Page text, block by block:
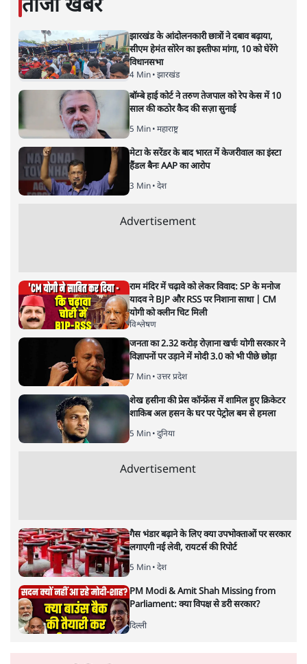
ताजा खबरें
झारखंड के आंदोलनकारी छात्रों ने दबाव बढ़ाया,
सीएम हेमंत सोरेन का इस्तीफा मांगा, 10 को घेरेंगे
विधानसभा
4 Min• झारखंड
बॉम्बे हाई कोर्ट ने तरुण तेजपाल को रेप केस में 10
साल की कठोर कैद की सज़ा सुनाई
5 Min• महाराष्ट्र
मेटा के सरेंडर के बाद भारत में केजरीवाल का इंस्टा
हैंडल बैनः AAP का आरोप
3 Min• देश
Advertisement
राम मंदिर में चढ़ावे को लेकर विवाद: SP के मनोज
यादव ने BJP और RSS पर निशाना साधा | CM
योगी को क्लीन चिट मिली
विश्लेषण
जनता का 2.32 करोड़ रोज़ाना खर्चः योगी सरकार ने
विज्ञापनों पर उड़ाने में मोदी 3.0 को भी पीछे छोड़ा
7 Min• उत्तर प्रदेश
शेख हसीना की प्रेस कॉन्फ्रेंस में शामिल हुए क्रिकेटर
शाकिब अल हसन के घर पर पेट्रोल बम से हमला
5 Min• दुनिया
Advertisement
गैस भंडार बढ़ाने के लिए क्या उपभोक्ताओं पर सरकार
लगाएगी नई लेवी, रायटर्स की रिपोर्ट
5 Min• देश
PM Modi & Amit Shah Missing from
Parliament: क्या विपक्ष से डरी सरकार?
दिल्ली